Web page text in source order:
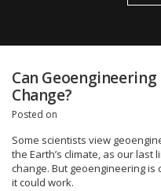
Can
Change?
Posted on
Some scientists view
the Earth’s climate, as our
change. But geoengineering
it could work.